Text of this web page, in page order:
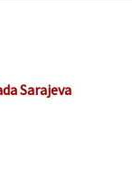
Sarajeva